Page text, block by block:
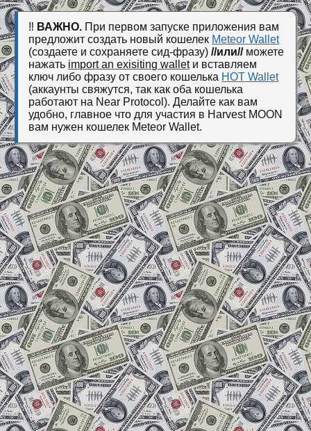
‼️ ВАЖНО. При первом запуске приложения вам
предложит создать новый кошелек Meteor Wallet
(создаете и сохраняете сид-фразу)//или//можете
нажать import an exisiting walletи вставляем
ключ либо фразу от своего кошелька HOT Wallet
(аккаунты свяжутся, так как оба кошелька
работают на Near Protocol). Делайте как вам
удобно, главное что для участия в Harvest MOON
вам нужен кошелек Meteor Wallet.